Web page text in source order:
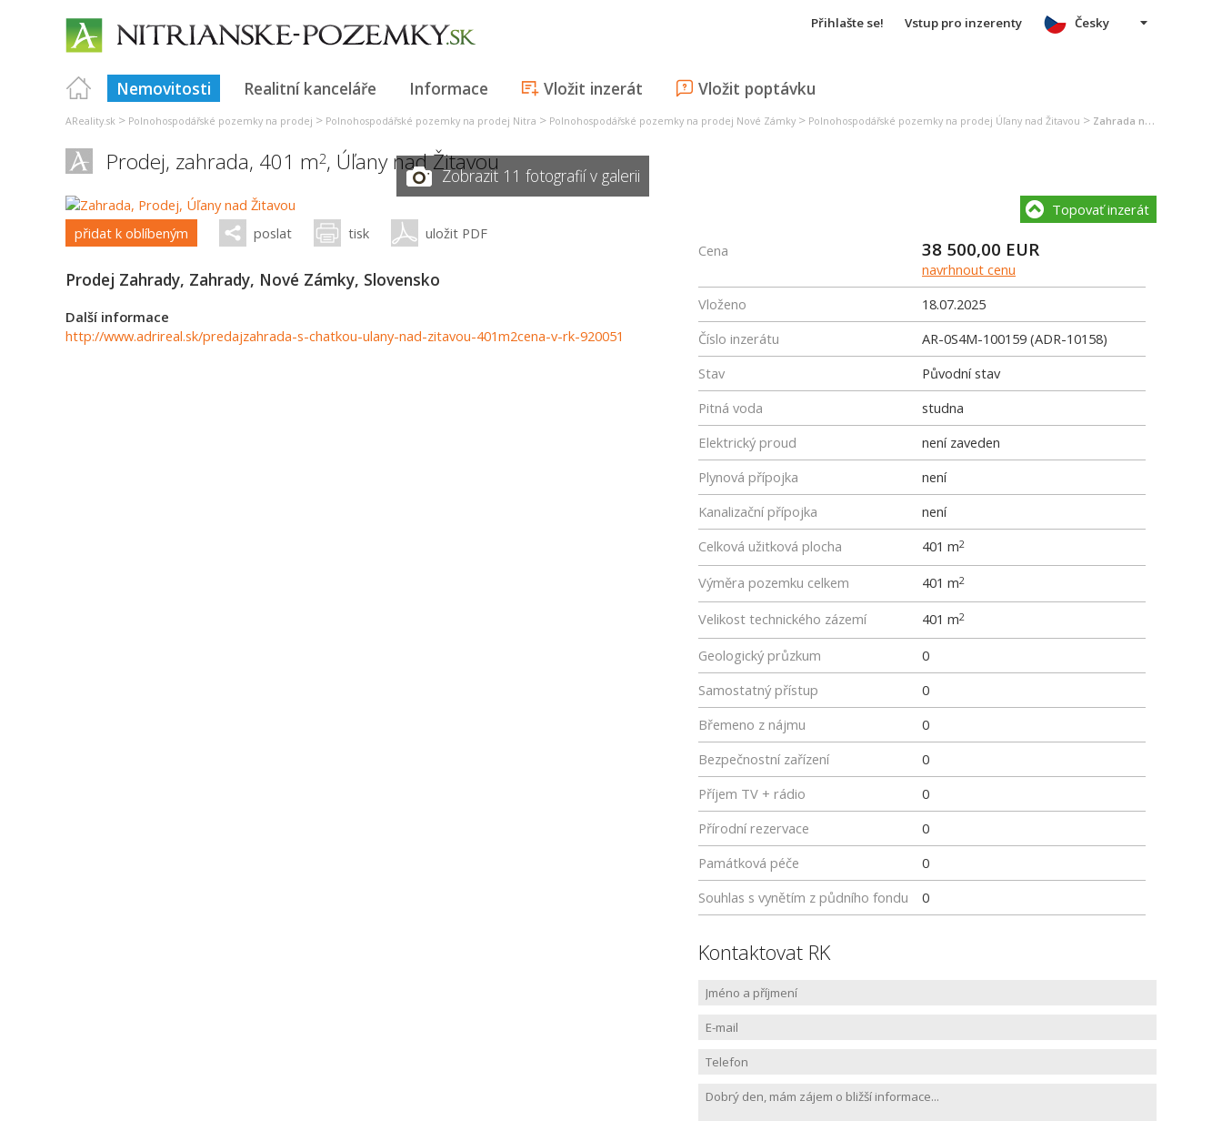
Přihlašte se! Vstup pro inzerenty
Nemovitosti Realitní kanceláře Informace Vložit inzerát Vložit poptávku
Česky
AReality.sk > Polnohospodářské pozemky na prodej > Polnohospodářské pozemky na prodej Nitra > Polnohospodářské pozemky na prodej Nové Zámky > Polnohospodářské pozemky na prodej Úľany nad Žitavou > Zahrada na prodej Úľany nad Žitavou
Prodej, zahrada, 401 m2, Úľany nad ŽitavouZobrazit 11 fotografií v galerii
přidat k oblíbeným poslat tisk uložit PDF
Prodej Zahrady, Zahrady, Nové Zámky, Slovensko
Další informace
http://www.adrireal.sk/predajzahrada-s-chatkou-ulany-nad-zitavou-401m2cena-v-rk-920051
Topovať inzerát
Cena 38 500,00 EUR
navrhnout cenu
Vloženo
18.07.2025
Číslo inzerátu
AR-0S4M-100159 (ADR-10158)
Stav
Původní stav
Pitná voda
studna
Elektrický proud
není zaveden
Plynová přípojka
není
Kanalizační přípojka
není
Celková užitková plocha
401 m2
Výměra pozemku celkem 401 m2
Velikost technického zázemí 401 m2
Geologický průzkum
0
Samostatný přístup
0
Břemeno z nájmu
0
Bezpečnostní zařízení
0
Příjem TV + rádio
0
Přírodní rezervace
0
Památková péče
0
Souhlas s vynětím z půdního fondu
0
Kontaktovat RK